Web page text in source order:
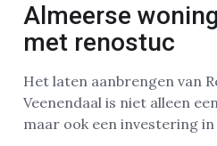
Almeerse
met renostuc
Het laten aanbrengen van
Veenendaal is niet alleen
maar ook een investering